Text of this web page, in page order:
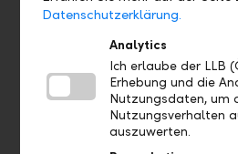
Hauptaktionär einen
weltweit, die über ein
Standard & Poor's
Mit einem Moody's-
liegt die LLB weit über
europäischer
Datenschutzerklärung.
Analytics
Ich erlaube der LLB
Erhebung und die
Nutzungsdaten, um
Nutzungsverhalten
auszuwerten.